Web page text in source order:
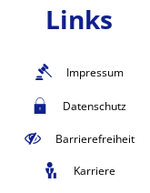
Links
Impressum
Datenschutz
Barrierefreiheit
Karriere